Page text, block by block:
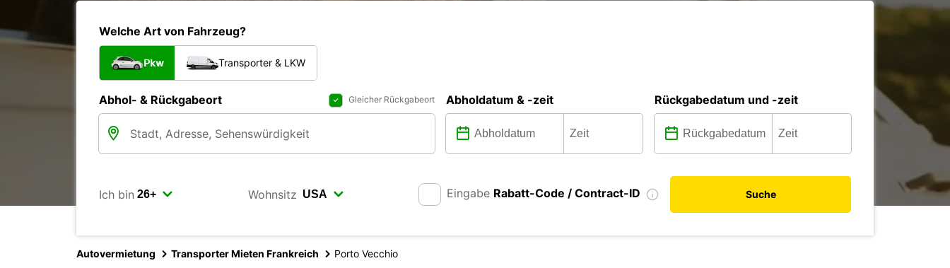
Welche Art von Fahrzeug?
Pkw Transporter & LKW
Abhol- & Rückgabeort Gleicher Rückgabeort Abholdatum & -zeit Rückgabedatum und -zeit
Ich bin Wohnsitz Eingabe Rabatt-Code / Contract-ID Suche
Autovermietung Transporter Mieten Frankreich Porto Vecchio